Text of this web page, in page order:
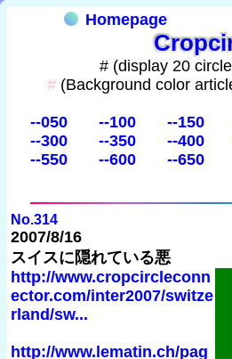
Homepage
# (display 20
# (Background color
--050 --100 --150
--300
--350 --400
--550
--600 --650
No.314
2007/8/16
スイスに隠れている悪
http://www.cropcircleconn
ector.com/inter2007/switze
rland/sw...
http://www.lematin.ch/pag